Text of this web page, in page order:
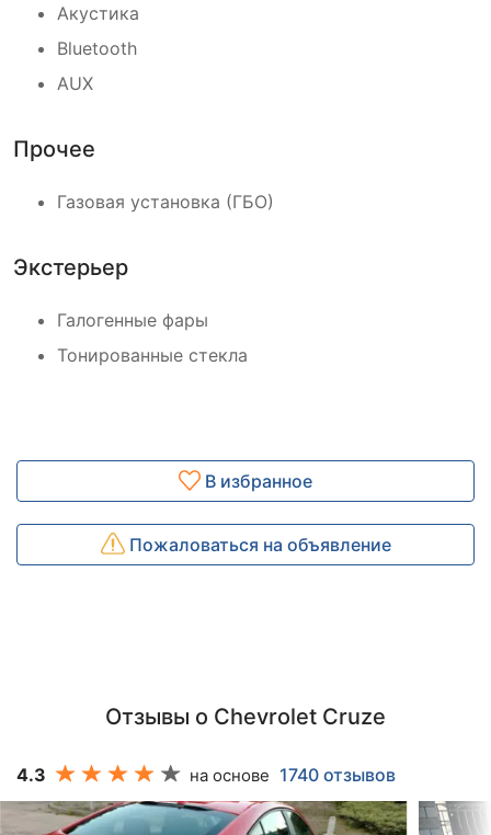
Акустика
Bluetooth
AUX
Прочее
Газовая установка (ГБО)
Экстерьер
Галогенные фары
Тонированные стекла
В избранное
Пожаловаться на объявление
Отзывы о Chevrolet Cruze
4.3 на основе 1740 отзывов